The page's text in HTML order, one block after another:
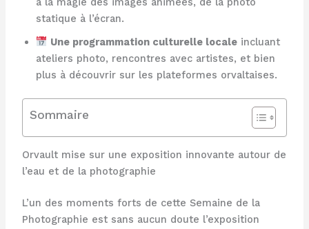
statique à l’écran.
Une programmation culturelle locale incluant
ateliers photo, rencontres avec artistes, et bien
plus à découvrir sur les plateformes orvaltaises.
Sommaire
Orvault mise sur une exposition innovante autour de
l’eau et de la photographie
L’un des moments forts de cette Semaine de la
Photographie est sans aucun doute l’exposition